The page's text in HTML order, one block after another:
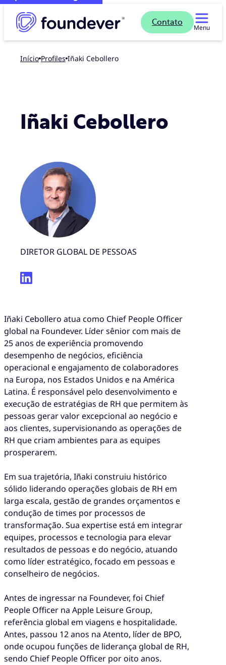
Contato
Menu
Início profiles Iñaki Cebollero
Iñaki Cebollero
DIRETOR GLOBAL DE PESSOAS
Iñaki Cebollero atua como Chief People Officer
global na Foundever. Líder sênior com mais de
25 anos de experiência promovendo
desempenho de negócios, eficiência
operacional e engajamento de colaboradores
na Europa, nos Estados Unidos e na América
Latina. É responsável pelo desenvolvimento e
execução de estratégias de RH que permitem às
pessoas gerar valor excepcional ao negócio e
aos clientes, supervisionando as operações de
RH que criam ambientes para as equipes
prosperarem.
Em sua trajetória, Iñaki construiu histórico
sólido liderando operações globais de RH em
larga escala, gestão de grandes orçamentos e
condução de times por processos de
transformação. Sua expertise está em integrar
equipes, processos e tecnologia para elevar
resultados de pessoas e do negócio, atuando
como líder estratégico, focado em pessoas e
conselheiro de negócios.
Antes de ingressar na Foundever, foi Chief
People Officer na Apple Leisure Group,
referência global em viagens e hospitalidade.
Antes, passou 12 anos na Atento, líder de BPO,
onde ocupou funções de liderança global de RH,
sendo Chief People Officer por oito anos.